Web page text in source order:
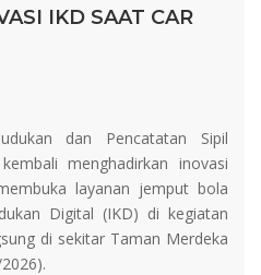
IKD SAAT CAR
dan Pencatatan Sipil
menghadirkan inovasi
layanan jemput bola
Digital (IKD) di kegiatan
di sekitar Taman Merdeka